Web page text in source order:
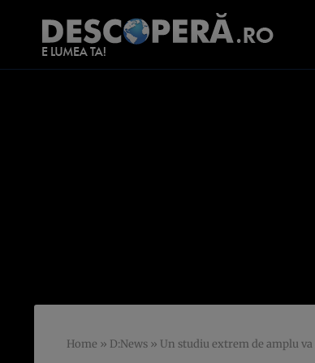
Home » D:News » Un studiu extrem de amplu